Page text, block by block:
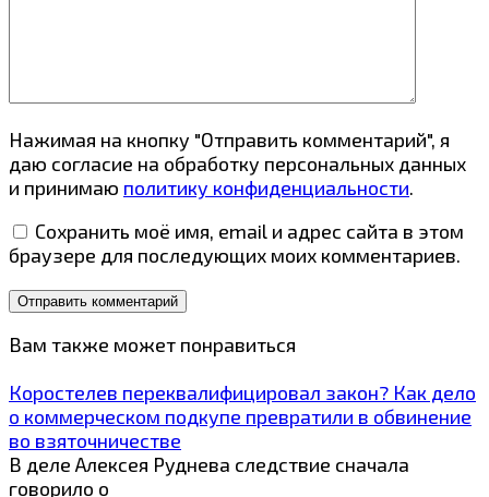
Нажимая на кнопку "Отправить комментарий", я
даю согласие на обработку персональных данных
и принимаю политику конфиденциальности.
Сохранить моё имя, email и адрес сайта в этом
браузере для последующих моих комментариев.
Вам также может понравиться
Коростелев переквалифицировал закон? Как дело
о коммерческом подкупе превратили в обвинение
во взяточничестве
В деле Алексея Руднева следствие сначала
говорило о